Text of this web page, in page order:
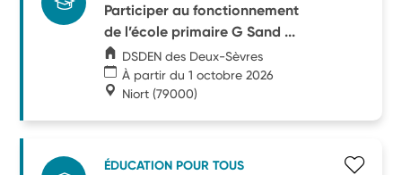
Participer au fonctionnement
de l’école primaire G Sand ...
DSDEN des Deux-Sèvres
À partir du 1 octobre 2026
Niort (79000)
ÉDUCATION POUR TOUS